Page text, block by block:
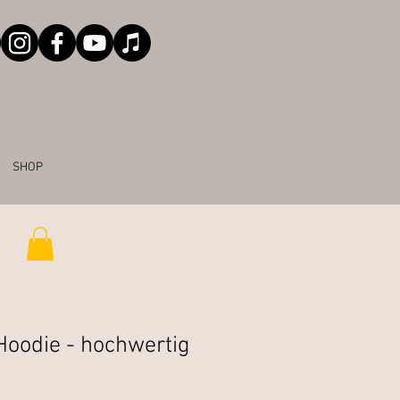
SHOP
- hochwertig